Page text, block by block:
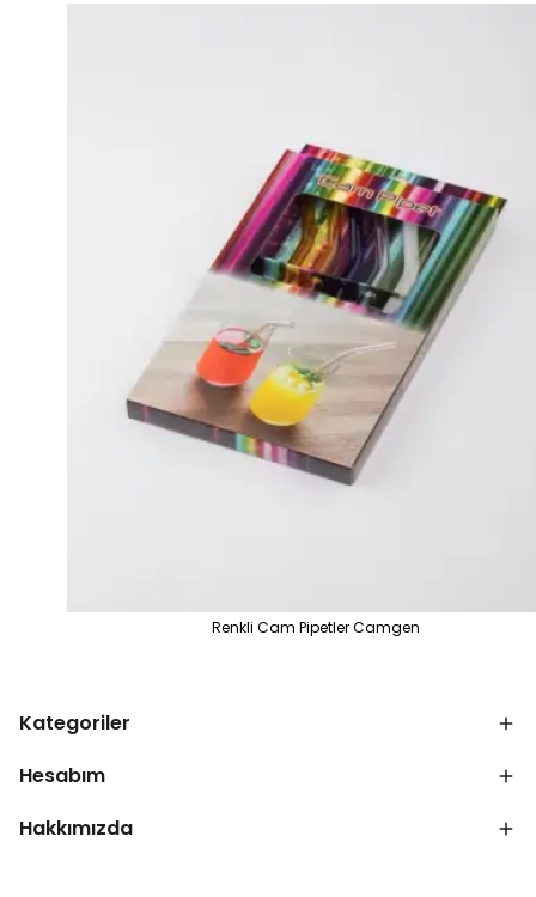
Renkli Cam Pipetler Camgen
Kategoriler
Hesabım
Hakkımızda